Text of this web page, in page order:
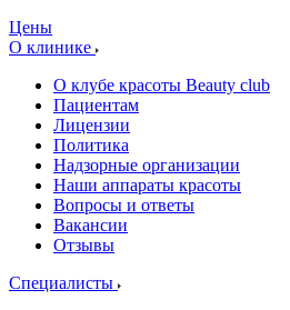
Цены
О клинике
О клубе красоты Beauty club
Пациентам
Лицензии
Политика
Надзорные организации
Наши аппараты красоты
Вопросы и ответы
Вакансии
Отзывы
Специалисты